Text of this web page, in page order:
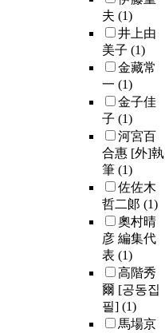
夫 (1)
井上由
美子 (1)
金藏常
一 (1)
金子佳
子 (1)
河宮百
合惠 [外]執
筆 (1)
佐佐木
哲二郞 (1)
奧村晴
彦 編集代
表 (1)
高階秀
爾 [공동집
필] (1)
馬場京